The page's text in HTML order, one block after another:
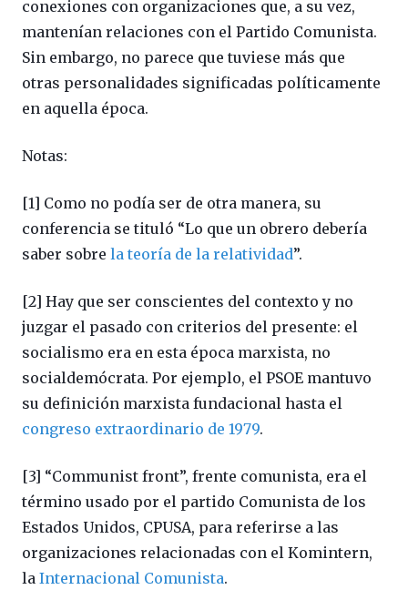
conexiones con organizaciones que, a su vez,
mantenían relaciones con el Partido Comunista.
Sin embargo, no parece que tuviese más que
otras personalidades significadas políticamente
en aquella época.
Notas:
[1] Como no podía ser de otra manera, su
conferencia se tituló “Lo que un obrero debería
saber sobre la teoría de la relatividad”.
[2] Hay que ser conscientes del contexto y no
juzgar el pasado con criterios del presente: el
socialismo era en esta época marxista, no
socialdemócrata. Por ejemplo, el PSOE mantuvo
su definición marxista fundacional hasta el
congreso extraordinario de 1979.
[3] “Communist front”, frente comunista, era el
término usado por el partido Comunista de los
Estados Unidos, CPUSA, para referirse a las
organizaciones relacionadas con el Komintern,
la Internacional Comunista.